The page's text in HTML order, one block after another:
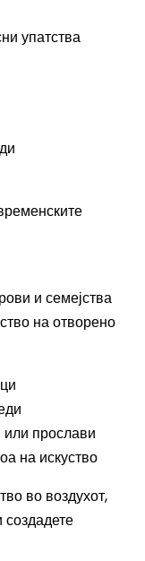
упатства
и семејства
на отворено
прослави
на искуство
во воздухот,